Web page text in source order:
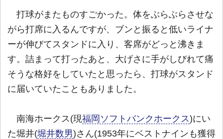
打球がまたものすごかった。体をぶらぶらさせな
がら打席に入るんですが、ブンと振ると低いライナ
ーが伸びてスタンドに入り、客席がどっと沸きま
す。詰まって打ったあと、大げさに手がしびれて痛
そうな格好をしていたと思ったら、打球がスタンド
に届いていたこともありました。
南海ホークス(現福岡ソフトバンクホークス)にい
た堀井(堀井数男)さん(1953年にベストナインも獲得